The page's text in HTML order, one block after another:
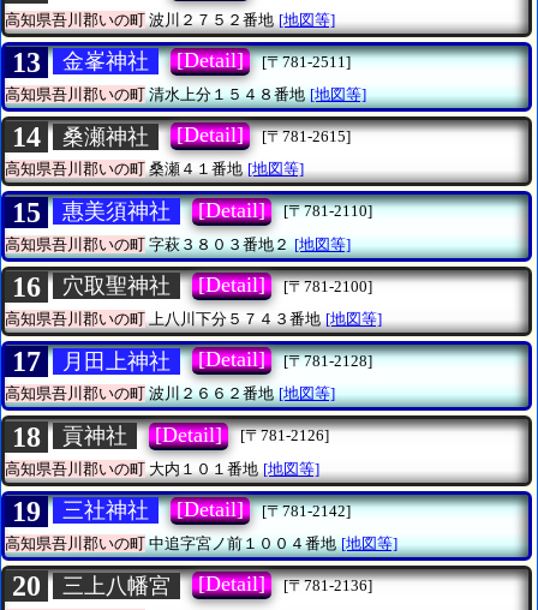
高知県吾川郡いの町 波川２７５２番地 [地図等]
13 金峯神社 [Detail]
[〒781-2511]
高知県吾川郡いの町清水上分１５４８番地 [地図等]
14 桑瀬神社 [Detail]
[〒781-2615]
高知県吾川郡いの町桑瀬４１番地 [地図等]
15 惠美須神社 [Detail]
[〒781-2110]
高知県吾川郡いの町字萩３８０３番地２ [地図等]
16 穴取聖神社 [Detail]
[〒781-2100]
高知県吾川郡いの町 上八川下分５７４３番地 [地図等]
17 月田上神社 [Detail]
[〒781-2128]
高知県吾川郡いの町波川２６６２番地 [地図等]
18 貢神社 [Detail]
[〒781-2126]
高知県吾川郡いの町 大内１０１番地 [地図等]
19 三社神社 [Detail]
[〒781-2142]
高知県吾川郡いの町中追字宮ノ前１００４番地 [地図等]
20 三上八幡宮 [Detail]
[〒781-2136]